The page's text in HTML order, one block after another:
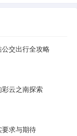
交出行全攻略
云之南探索
要求与期待